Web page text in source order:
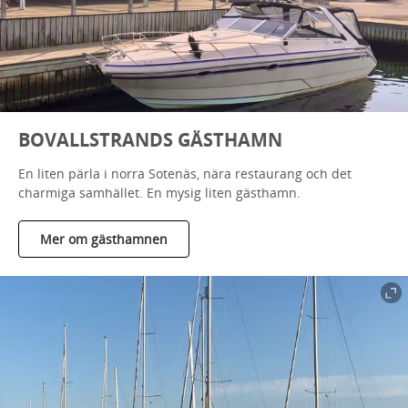
BOVALLSTRANDS GÄSTHAMN
En liten pärla i norra Sotenäs, nära restaurang och det
charmiga samhället. En mysig liten gästhamn.
Mer om gästhamnen